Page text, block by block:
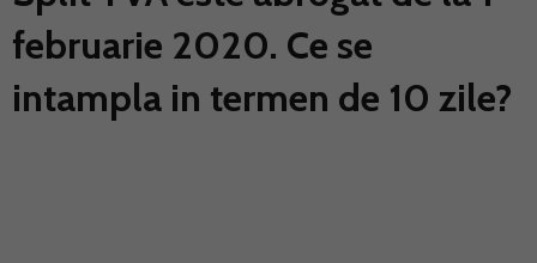
februarie 2020. Ce se
intampla in termen de 10 zile?